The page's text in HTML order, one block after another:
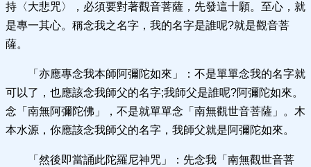
持〈大悲咒〉，必須要對著觀音菩薩，先發這十願。至心，就
是專一其心。稱念我之名字，我的名字是誰呢?就是觀音菩
薩。
「亦應專念我本師阿彌陀如來」：不是單單念我的名字就
可以了，也應該念我師父的名字;我師父是誰呢?阿彌陀如來。
念「南無阿彌陀佛」，不是就單單念「南無觀世音菩薩」。木
本水源，你應該念我師父的名字，我師父就是阿彌陀如來。
「然後即當誦此陀羅尼神咒」：先念我「南無觀世音菩